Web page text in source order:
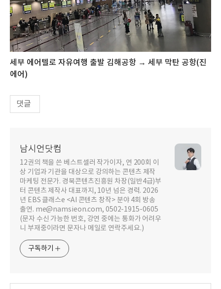
세부 에어텔로 자유여행 출발 김해공항 → 세부 막탄 공항(진
에어)
댓글
남시언닷컴
12권의 책을 쓴 베스트셀러 작가이자, 연 200회 이
상 기업과 기관을 대상으로 강의하는 콘텐츠 제작
마케팅 전문가. 경북콘텐츠진흥원 차장(일반4급)부
터 콘텐츠 제작사 대표까지, 10년 넘은 경력. 2026
년 EBS 클래스e <AI 콘텐츠 창작> 분야 4회 방송
출연. me@namsieon.com, 0502-1915-0605
(문자 수신 가능한 번호, 강연 중에는 통화가 어려우
니 부재중이라면 문자나 메일로 연락주세요.)
구독하기